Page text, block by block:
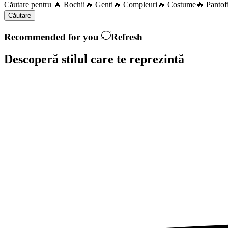
Căutare pentru 🔥 Rochii 🔥 Genti 🔥 Compleuri 🔥 Costume🔥
Căutare
Recommended for you Refresh
Descoperă stilul care te reprezintă